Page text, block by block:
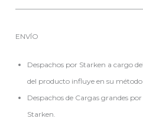
ENVÍO
Despachos por Starken a cargo
del producto influye en su método
Despachos de Cargas grandes
Starken.